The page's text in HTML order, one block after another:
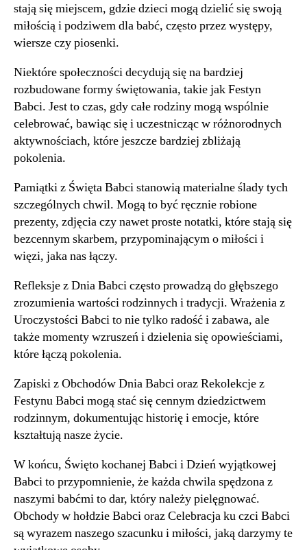
stają się miejscem, gdzie dzieci mogą dzielić się swoją
miłością i podziwem dla babć, często przez występy,
wiersze czy piosenki.
Niektóre społeczności decydują się na bardziej
rozbudowane formy świętowania, takie jak Festyn
Babci. Jest to czas, gdy całe rodziny mogą wspólnie
celebrować, bawiąc się i uczestnicząc w różnorodnych
aktywnościach, które jeszcze bardziej zbliżają
pokolenia.
Pamiątki z Święta Babci stanowią materialne ślady tych
szczególnych chwil. Mogą to być ręcznie robione
prezenty, zdjęcia czy nawet proste notatki, które stają się
bezcennym skarbem, przypominającym o miłości i
więzi, jaka nas łączy.
Refleksje z Dnia Babci często prowadzą do głębszego
zrozumienia wartości rodzinnych i tradycji. Wrażenia z
Uroczystości Babci to nie tylko radość i zabawa, ale
także momenty wzruszeń i dzielenia się opowieściami,
które łączą pokolenia.
Zapiski z Obchodów Dnia Babci oraz Rekolekcje z
Festynu Babci mogą stać się cennym dziedzictwem
rodzinnym, dokumentując historię i emocje, które
kształtują nasze życie.
W końcu, Święto kochanej Babci i Dzień wyjątkowej
Babci to przypomnienie, że każda chwila spędzona z
naszymi babćmi to dar, który należy pielęgnować.
Obchody w hołdzie Babci oraz Celebracja ku czci Babci
są wyrazem naszego szacunku i miłości, jaką darzymy te